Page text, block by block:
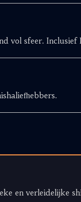
vol sfeer. Inclusief
en verleidelijke